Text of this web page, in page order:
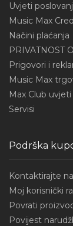
Uvjeti
Music Max
Načini plaćanja
PRIVATNOST
Prigovori i
Music Max
Max Club uvjeti
Servisi
Podrška
Kontaktirajte
Moj korisnički
Povrati
Povijest